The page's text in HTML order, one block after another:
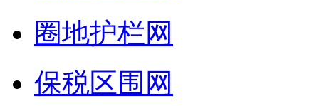
圈地护栏网
保税区围网